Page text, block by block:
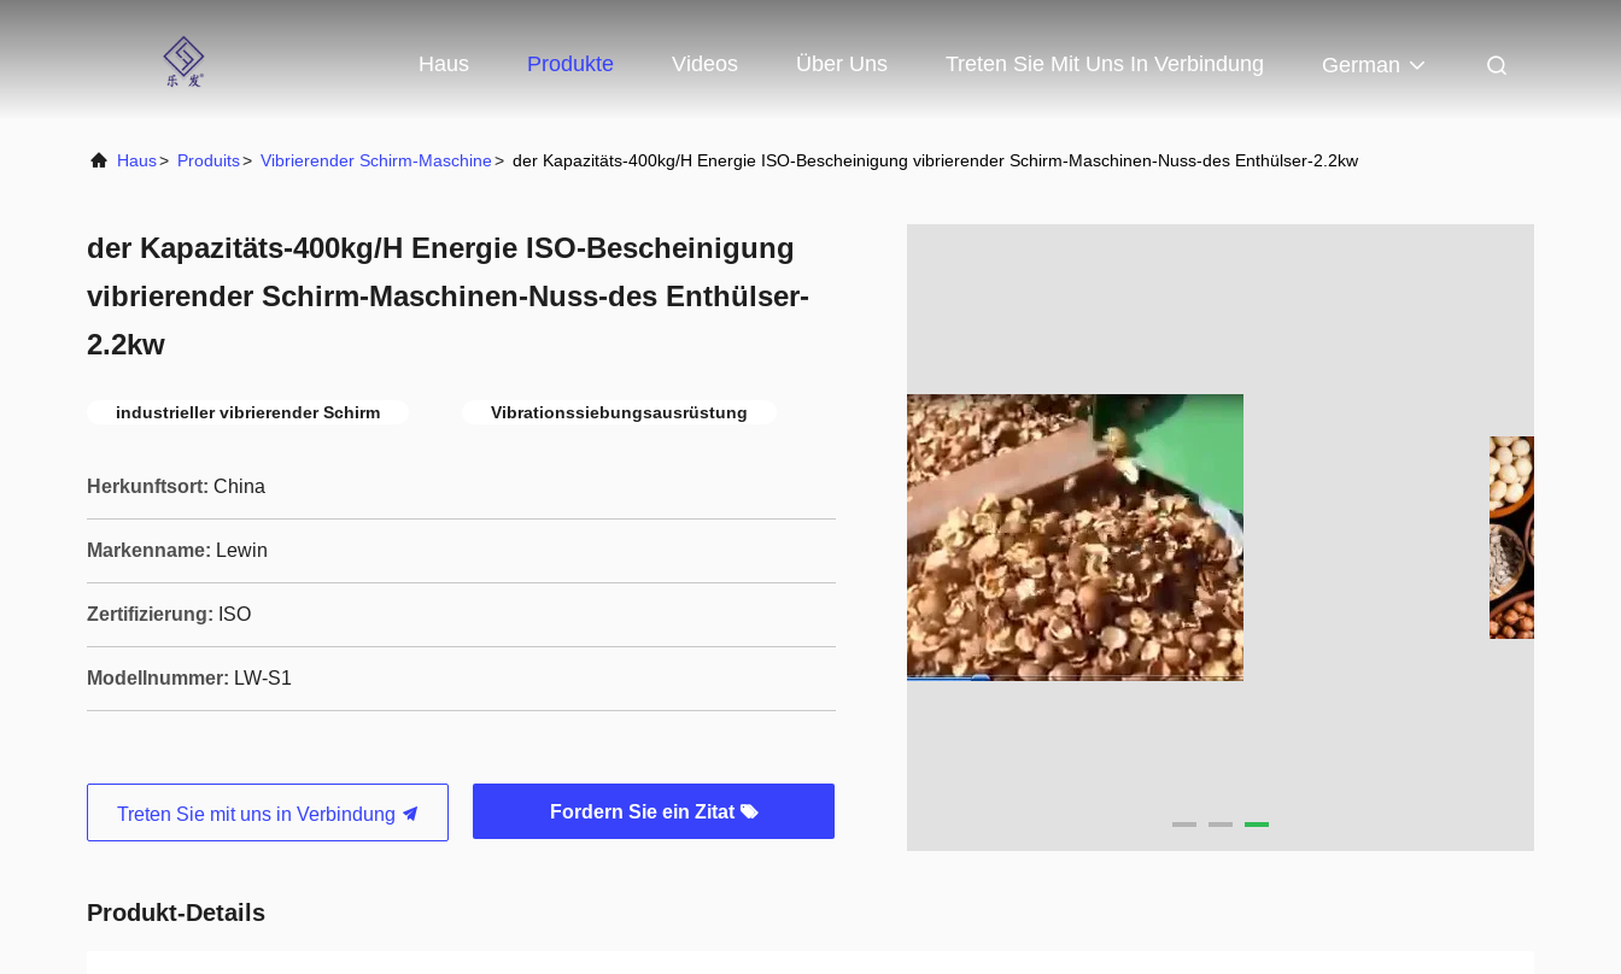
Haus Produkte Videos Über Uns Treten Sie Mit Uns In Verbindung German
Haus> Produits> Vibrierender Schirm-Maschine> der Kapazitäts-400kg/H Energie ISO-Bescheinigung vibrierender Schirm-Maschinen-Nuss-des Enthülser-2.2kw
der Kapazitäts-400kg/H Energie ISO-Bescheinigung
vibrierender Schirm-Maschinen-Nuss-des Enthülser-
2.2kw
industrieller vibrierender Schirm Vibrationssiebungsausrüstung
Herkunftsort: China
Markenname: Lewin
Zertifizierung: ISO
Modellnummer: LW-S1
Treten Sie mit uns in Verbindung Fordern Sie ein Zitat
Produkt-Details